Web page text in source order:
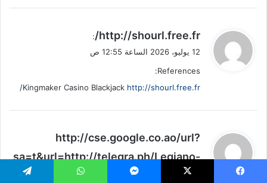
ي
ق
ل
http://shourl.free.fr/
:
12 يوليو، 2026 الساعة 12:55 ص
References:
Kingmaker Casino Blackjack http://shourl.free.fr/
ي
و
http://cse.google.co.ao/url?
sa=t&url=http://telegra.ph/Legiano-
Casino-Casino-Legiano-Offizielle-